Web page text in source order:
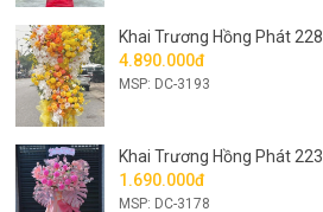
Khai Trương Hồng Phát 228
4.890.000đ
MSP: DC-3193
Khai Trương Hồng Phát 223
1.690.000đ
MSP: DC-3178